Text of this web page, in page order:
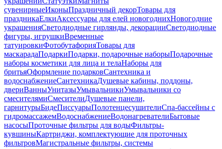
сувенирныеИконыПраздничный декорТовары для
праздникаЕлкиАксессуары для елей новогоднихНовогодние
украшенияСветодиодные гирлянды, декорацииСветодиодные
фигуры, игрушкиВременные
татуировкиФотобутафорияТовары для
маскарадаПодаркиПодарки, подарочные наборыПодарочные
наборы косметики для лица и телаНаборы для
бритьяОформление подарковСантехника и
водоснабжениеСантехникаДушевые кабины, поддоны,
двериВанныУнитазыУмывальникиУмывальники со
смесителямиСмесителиДушевые панели,
гарнитурыБидеПиссуарыПолотенцесушителиСпа-бассейны с
гидромассажемВодоснабжениеВодонагревателиБытовые
насосыПроточные фильтры для водыФильтры-
кувшиныКартриджи, комплектующие для проточных
фильтровМагистральные фильтры, системы